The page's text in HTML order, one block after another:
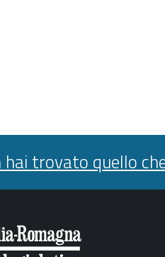
hai trovato quello